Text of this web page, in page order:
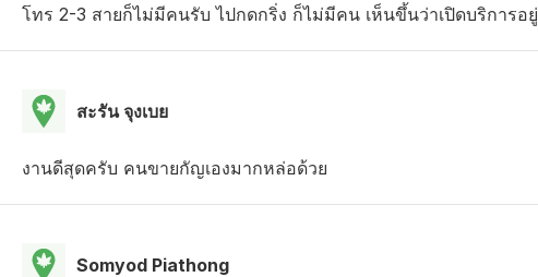
โทร 2-3 สายก็ไม่มีคนรับ ไปกดกริ่ง ก็ไม่มีคน เห็นขึ้นว่าเปิดบริการอยู่
สะรัน จุงเบย
งานดีสุดครับ คนขายกัญเองมากหล่อด้วย
Somyod Piathong